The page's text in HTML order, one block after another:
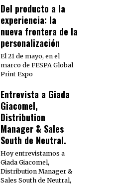
Del producto a la
experiencia: la
nueva frontera de la
personalización
El 21 de mayo, en el
marco de FESPA Global
Print Expo
Entrevista a Giada
Giacomel,
Distribution
Manager & Sales
South de Neutral.
Hoy entrevistamos a
Giada Giacomel,
Distribution Manager &
Sales South de Neutral,